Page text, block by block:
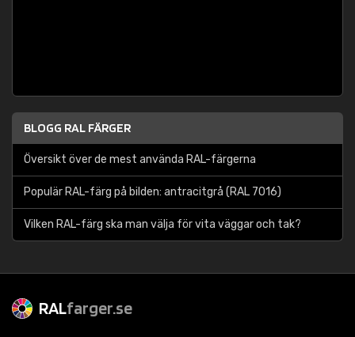
BLOGG RAL FÄRGER
Översikt över de mest använda RAL-färgerna
Populär RAL-färg på bilden: antracitgrå (RAL 7016)
Vilken RAL-färg ska man välja för vita väggar och tak?
RALfarger.se